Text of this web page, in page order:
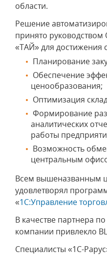
области.
Решение
принято
«ТАЙ» для достижения
Планирование
Обеспечение
ценообразования;
Оптимизация
Формирование
аналитических
работы
Возможность
центральным
Всем вышеназванным
удовлетворял
«1С:Управление
В качестве партнера
компании привлекло
Специалисты «1С-